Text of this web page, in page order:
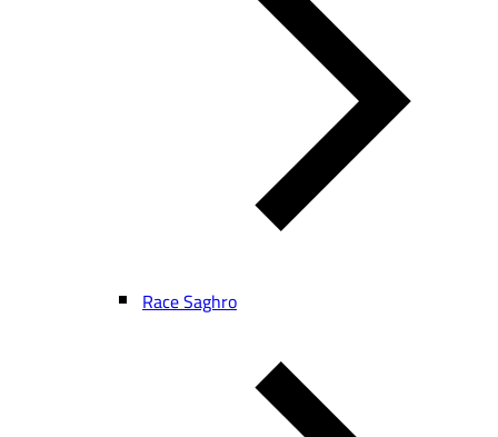
Race Saghro